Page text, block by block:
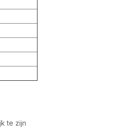
te zijn